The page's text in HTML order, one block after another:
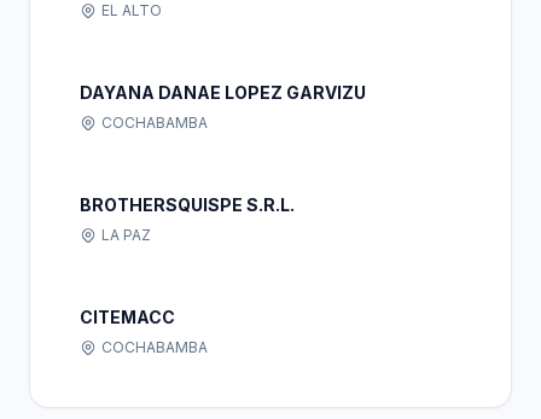
EL ALTO
DAYANA DANAE LOPEZ GARVIZU
COCHABAMBA
BROTHERSQUISPE S.R.L.
LA PAZ
CITEMACC
COCHABAMBA